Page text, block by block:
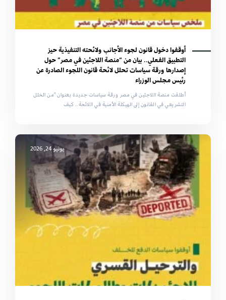
أوقفوا دخول قانون لجوء الأجانب ولائحته التنفيذية حيز
التطبيق الفعلي.. بيان من “منصة اللاجئين في مصر” حول
إصدارها ورقة سياسات تحلل لائحة قانون اللجوء الصادرة عن
رئيس مجلس الوزراء
أطلقت منصة اللاجئين في مصر ورقة سياسات جديدة بعنوان "من الخلل
التشريعي في القانون إلى الهيكلة الأمنية في اللائحة.. كيف
يونيو 24, 2026